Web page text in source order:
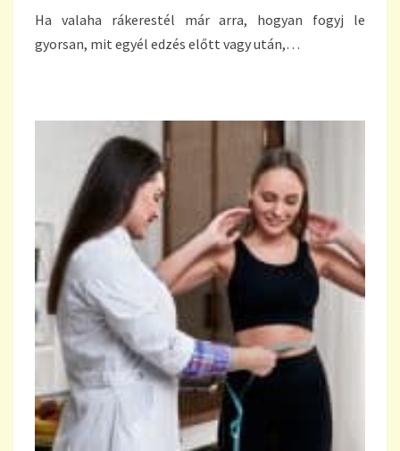
Ha valaha rákerestél már arra, hogyan fogyj le
gyorsan, mit egyél edzés előtt vagy után,…